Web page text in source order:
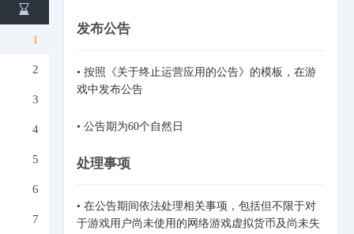
发布公告
• 按照《关于终止运营应用的公告》的模板，在游
戏中发布公告
• 公告期为60个自然日
处理事项
• 在公告期间依法处理相关事项，包括但不限于对
于游戏用户尚未使用的网络游戏虚拟货币及尚未失